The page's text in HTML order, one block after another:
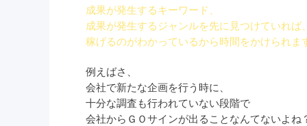
成果が発生するキーワード、
成果が発生するジャンルを先に見つけていれば、
稼げるのがわかっているから時間をかけられま
例えばさ、
会社で新たな企画を行う時に、
十分な調査も行われていない段階で
会社からＧＯサインが出ることなんてないよね